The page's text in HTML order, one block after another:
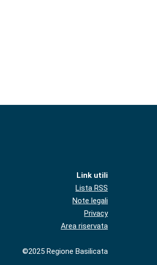
Link utili
Lista RSS
Note legali
Privacy
Area riservata
©2025 Regione Basilicata